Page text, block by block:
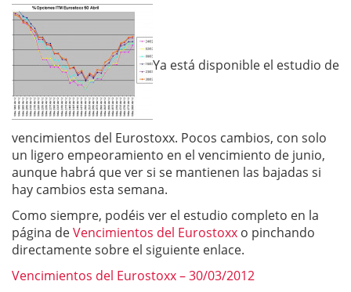
Ya está disponible el estudio de
vencimientos del Eurostoxx. Pocos cambios, con solo
un ligero empeoramiento en el vencimiento de junio,
aunque habrá que ver si se mantienen las bajadas si
hay cambios esta semana.
Como siempre, podéis ver el estudio completo en la
página deVencimientos del Eurostoxx o pinchando
directamente sobre el siguiente enlace.
Vencimientos del Eurostoxx – 30/03/2012